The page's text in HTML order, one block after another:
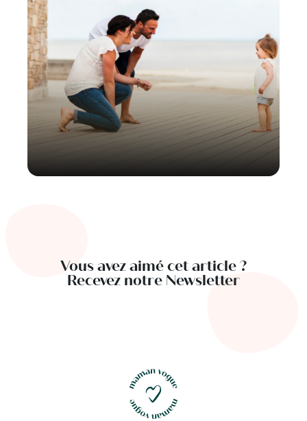
Vous avez aimé cet article ?
Recevez notre Newsletter